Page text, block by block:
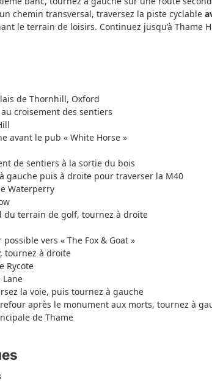
chemin transversal, traversez la piste cyclable
le terrain de loisirs. Continuez jusqu’à Thame
de Thornhill, Oxford
croisement des sentiers
avant le pub « White Horse »
de sentiers à la sortie du bois
gauche puis à droite pour traverser la M40
Waterperry
du terrain de golf, tournez à droite
vers « The Fox & Goat »
tournez à droite
Rycote
la voie, puis tournez à gauche
après le monument aux morts, tournez à
de Thame